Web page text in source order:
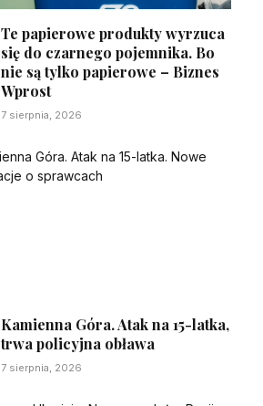
Te papierowe produkty wyrzuca
się do czarnego pojemnika. Bo
nie są tylko papierowe – Biznes
Wprost
7 sierpnia, 2026
Kamienna Góra. Atak na 15-latka,
trwa policyjna obława
7 sierpnia, 2026